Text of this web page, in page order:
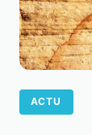
ACTU